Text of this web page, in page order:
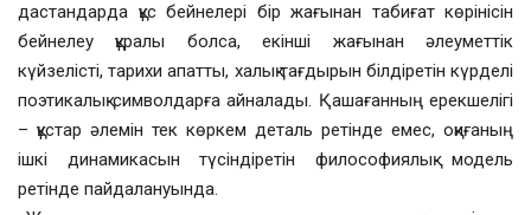
дастандарда құс бейнелері бір жағынан табиғат көрінісін
бейнелеу құралы болса, екінші жағынан әлеуметтік
күйзелісті, тарихи апатты, халық тағдырын білдіретін күрделі
поэтикалық символдарға айналады. Қашағанның ерекшелігі
– құстар әлемін тек көркем деталь ретінде емес, оқиғаның
ішкі динамикасын түсіндіретін философиялық модель
ретінде пайдалануында.